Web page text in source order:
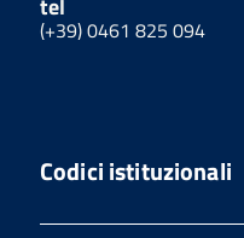
tel
(+39) 0461 825 094
Codici istituzionali